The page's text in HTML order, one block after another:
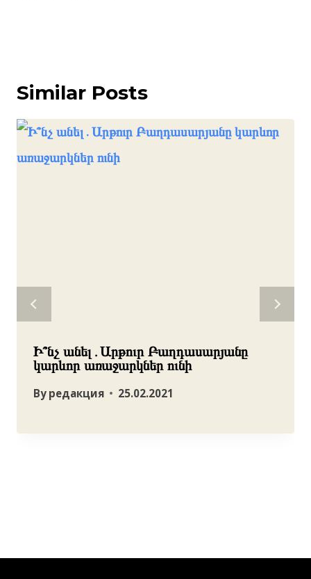
Similar Posts
Ի՞նչ անել․Արթուր Բաղդասարյանը
կարևոր առաջարկներ ունի
By редакция 25.02.2021